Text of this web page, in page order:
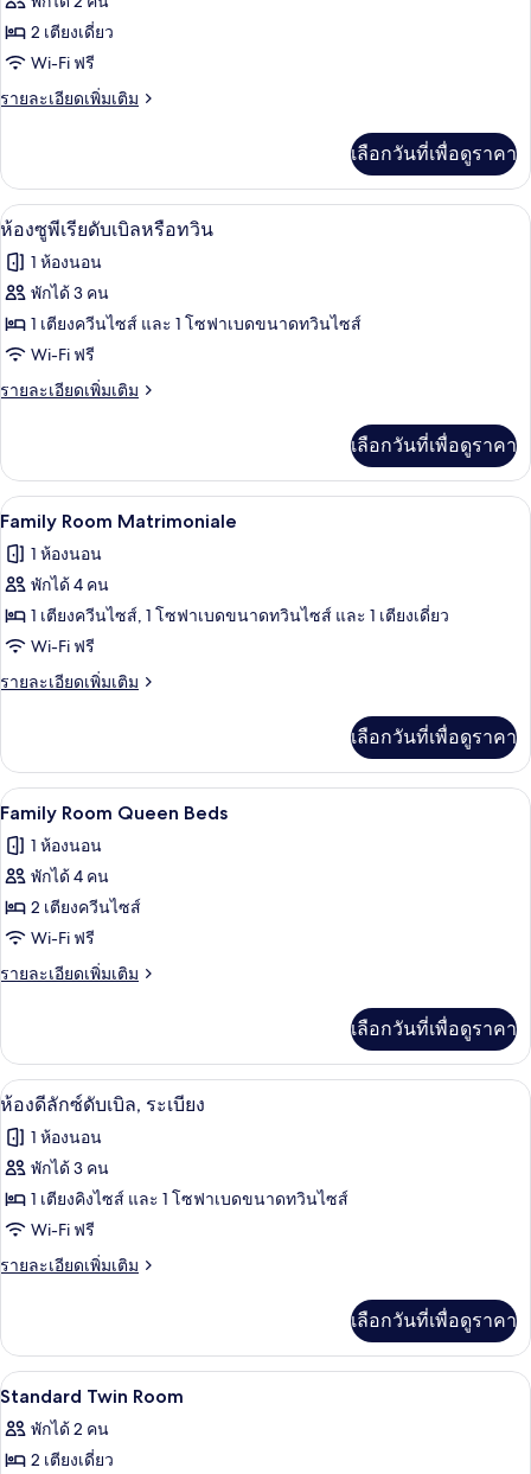
ของ
Standard
Twin
2 เตียงเดี่ยว
Wi-Fi ฟรี
รายละเอียดเพิ่มเติม
ราย
เกี่ยว
กับ
Standard
เลือกวันที่เพื่อดูราคา
เปิด
ภาพถ่าย
ทั้งหมด
ของ
ห้อง
ซู
เรียดั
บเบิล
หรือ
ทวิน
ห้องซูพีเรียดับเบิลหรือทวิน | ผ้านวมข
7
ห้องซูพีเรียดับเบิลหรือทวิน
1 ห้องนอน
พักได้ 3 คน
1 เตียงควีนไซส์ และ 1 โซฟาเบดขนาดทวินไซส์
Wi-Fi ฟรี
รายละเอียดเพิ่มเติม
ราย
เกี่ยว
กับ
ห้อง
พี
เรียดั
หรือ
ทวิ
เลือกวันที่เพื่อดูราคา
เปิด
ภาพถ่าย
ทั้งหมด
ของ
Family
Room
Matrimoniale
Family Room Matrimoniale | ผ้านว
7
Family Room Matrimoniale
1 ห้องนอน
พักได้ 4 คน
1 เตียงควีนไซส์, 1 โซฟาเบดขนาดทวินไซส์ และ 1 เตียงเดี่ยว
Wi-Fi ฟรี
รายละเอียดเพิ่มเติม
ราย
เกี่ยว
กับ
Family
Matrimoniale
เลือกวันที่เพื่อดูราคา
เปิด
ภาพถ่าย
ทั้งหมด
ของ
Family
Room
Queen
Family Room Queen Beds | ผ้านวม
7
Family Room Queen Beds
1 ห้องนอน
พักได้ 4 คน
2 เตียงควีนไซส์
Wi-Fi ฟรี
รายละเอียดเพิ่มเติม
ราย
เกี่ยว
กับ
Family
Queen
Beds
เลือกวันที่เพื่อดูราคา
เปิด
ภาพถ่าย
ทั้งหมด
ของ
ห้อง
ดี
ซ์
ดับเบิล,
ระเบียง
ห้องดีลักซ์ดับเบิล, ระเบียง | ผ้านวมขน
5
ห้องดีลักซ์ดับเบิล, ระเบียง
1 ห้องนอน
พักได้ 3 คน
1 เตียงคิงไซส์ และ 1 โซฟาเบดขนาดทวินไซส์
Wi-Fi ฟรี
รายละเอียดเพิ่มเติม
ราย
เกี่ยว
กับ
ห้อง
ลัก
ซ์
เลือกวันที่เพื่อดูราคา
เปิด
ภาพถ่าย
ทั้งหมด
ผ้านวมขนเป็ด, มินิบาร์, ตู้นิรภัยในห้อง
4
Standard Twin Room
พักได้ 2 คน
2 เตียงเดี่ยว